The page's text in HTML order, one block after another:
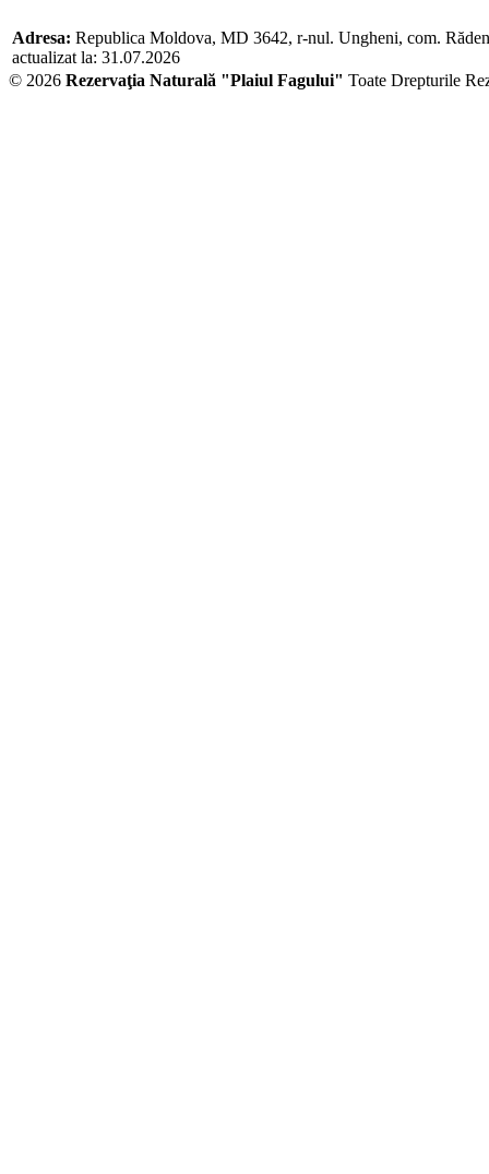
Adresa: Republica Moldova, MD 3642, r-nul. Ungheni, com.
actualizat la: 31.07.2026
© 2026 Rezervaţia Naturală "Plaiul Fagului" Toate Drepturile